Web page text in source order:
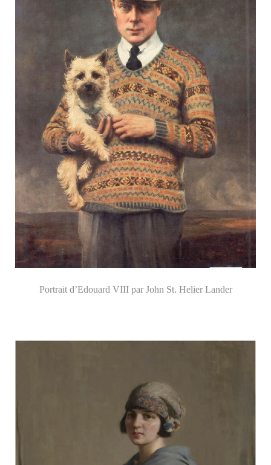
Portrait d’Edouard VIII par John St. Helier Lander